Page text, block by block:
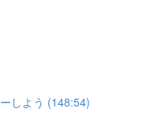
しよう (148:54)